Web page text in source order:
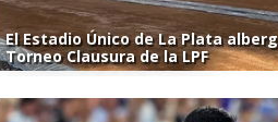
El Estadio Único de La Plata
Torneo Clausura de la LPF